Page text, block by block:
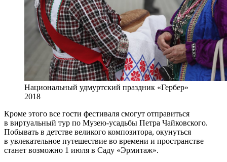
Национальный удмуртский праздник «Гербер»
2018
Кроме этого все гости фестиваля смогут отправиться
в виртуальный тур по Музею-усадьбы Петра Чайковского.
Побывать в детстве великого композитора, окунуться
в увлекательное путешествие во времени и пространстве
станет возможно 1 июля в Саду «Эрмитаж».